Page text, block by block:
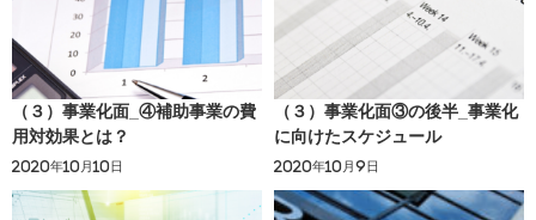
（３）事業化面_④補助事業の費
用対効果とは？
2020年10月10日
（３）事業化面③の後半_事業化
に向けたスケジュール
2020年10月9日